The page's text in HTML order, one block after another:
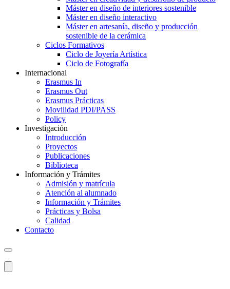
Máster en diseño de interiores sostenible
Máster en diseño interactivo
Máster en artesanía, diseño y producción
sostenible de la cerámica
Ciclos Formativos
Ciclo de Joyería Artística
Ciclo de Fotografía
Internacional
Erasmus In
Erasmus Out
Erasmus Prácticas
Movilidad PDI/PASS
Policy
Investigación
Introducción
Proyectos
Publicaciones
Biblioteca
Información y Trámites
Admisión y matrícula
Atención al alumnado
Información y Trámites
Prácticas y Bolsa
Calidad
Contacto